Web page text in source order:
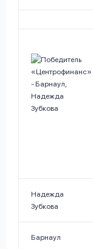
Надежда
Зубкова
Барнаул